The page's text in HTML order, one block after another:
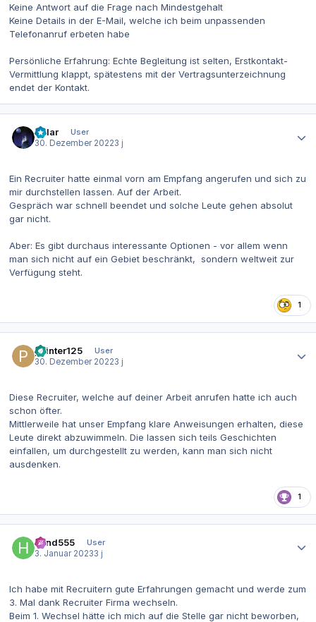
Keine Antwort auf die Frage nach Mindestgehalt
Keine Details in der E-Mail, welche ich beim unpassenden
Telefonanruf erbeten habe
Persönliche Erfahrung: Echte Begleitung ist selten, Erstkontakt-
Vermittlung klappt, spätestens mit der Vertragsunterzeichnung
endet der Kontakt.
Polar
User
30. Dezember 20223 j
Ein Recruiter hatte einmal vorn am Empfang angerufen und sich zu
mir durchstellen lassen. Auf der Arbeit.
Gespräch war schnell beendet und solche Leute gehen absolut
gar nicht.
Aber: Es gibt durchaus interessante Optionen - vor allem wenn
man sich nicht auf ein Gebiet beschränkt, sondern weltweit zur
Verfügung steht.
1
pointer125
User
30. Dezember 20223 j
Diese Recruiter, welche auf deiner Arbeit anrufen hatte ich auch
schon öfter.
Mittlerweile hat unser Empfang klare Anweisungen erhalten, diese
Leute direkt abzuwimmeln. Die lassen sich teils Geschichten
einfallen, um durchgestellt zu werden, kann man sich nicht
ausdenken.
1
hund555
User
3. Januar 20233 j
Ich habe mit Recruitern gute Erfahrungen gemacht und werde zum
3. Mal dank Recruiter Firma wechseln.
Beim 1. Wechsel hätte ich mich auf die Stelle gar nicht beworben,